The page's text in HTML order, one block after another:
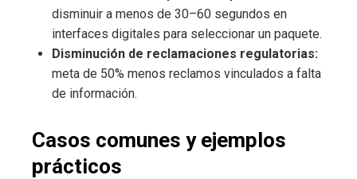
disminuir a menos de 30–60 segundos en
interfaces digitales para seleccionar un paquete.
Disminución de reclamaciones regulatorias:
meta de 50% menos reclamos vinculados a falta
de información.
Casos comunes y ejemplos
prácticos